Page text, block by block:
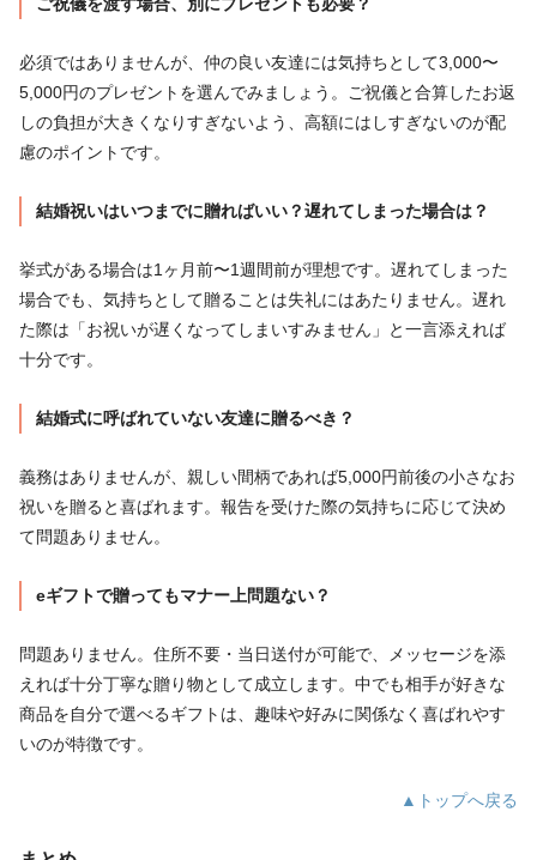
必須ではありませんが、仲の良い友達には気持ちとして3,000〜
5,000円のプレゼントを選んでみましょう。ご祝儀と合算したお返
しの負担が大きくなりすぎないよう、高額にはしすぎないのが配
慮のポイントです。
結婚祝いはいつまでに贈ればいい？遅れてしまった場合は？
挙式がある場合は1ヶ月前〜1週間前が理想です。遅れてしまった
場合でも、気持ちとして贈ることは失礼にはあたりません。遅れ
た際は「お祝いが遅くなってしまいすみません」と一言添えれば
十分です。
結婚式に呼ばれていない友達に贈るべき？
義務はありませんが、親しい間柄であれば5,000円前後の小さなお
祝いを贈ると喜ばれます。報告を受けた際の気持ちに応じて決め
て問題ありません。
eギフトで贈ってもマナー上問題ない？
問題ありません。住所不要・当日送付が可能で、メッセージを添
えれば十分丁寧な贈り物として成立します。中でも相手が好きな
商品を自分で選べるギフトは、趣味や好みに関係なく喜ばれやす
いのが特徴です。
▲トップへ戻る